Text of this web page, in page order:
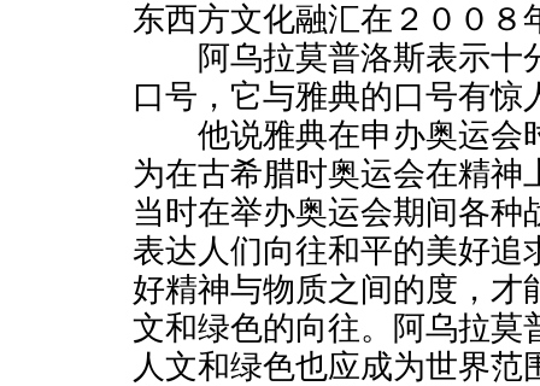
东西方文化融汇在２００８
阿乌拉莫普洛斯表示十
口号，它与雅典的口号有惊
他说雅典在申办奥运会
为在古希腊时奥运会在精神
当时在举办奥运会期间各种
表达人们向往和平的美好追
好精神与物质之间的度，才
文和绿色的向往。阿乌拉莫
人文和绿色也应成为世界范